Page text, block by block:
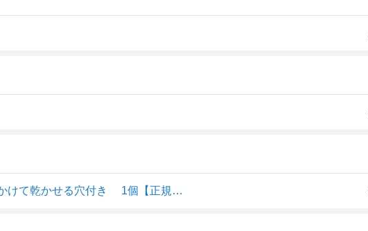
KJC 歯がため おウマのはがため 3ヶ月頃から対象 フックにかけて乾かせる穴付き 1個【正規品】【k】【ご注文後発送までに1週間前後頂戴する場合がございます】